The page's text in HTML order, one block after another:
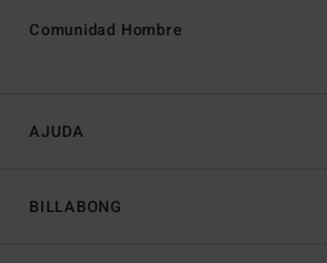
AJUDA
BILLABONG
Comunidad Hombre